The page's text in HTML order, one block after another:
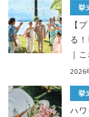
挙
【
る
｜
2026
挙
ハ